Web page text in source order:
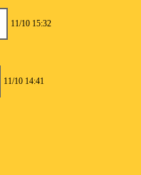
11/10 15:32
11/10 14:41